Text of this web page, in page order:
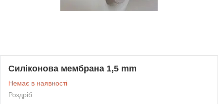
Силіконова мембрана 1,5 mm
Немає в наявності
Роздріб